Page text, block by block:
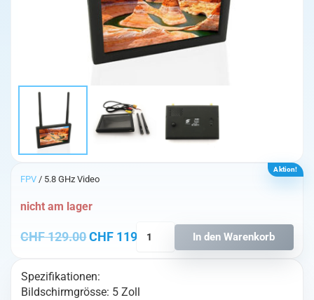
Aktion!
FPV / 5.8 GHz Video
CHF129.00Ursprünglicher Preis war: CHF 129.00
CHF 119.00 Aktueller Preis ist: CHF
nicht am lager
FX508
Menge
In den Warenkorb
Spezifikationen:
Bildschirmgrösse: 5 Zoll